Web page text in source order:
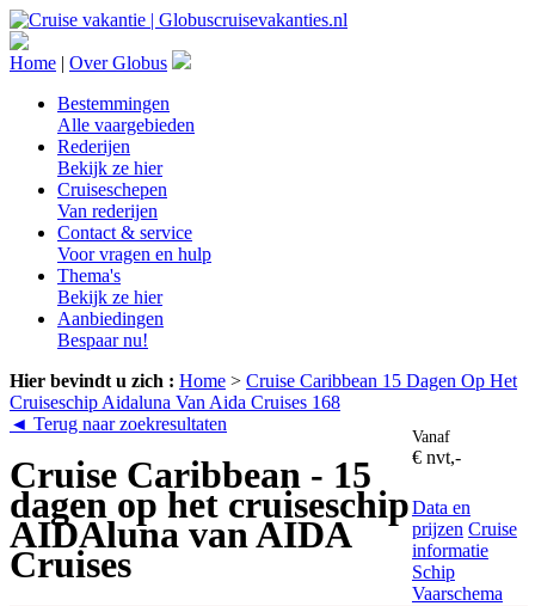
Home | Over Globus
Bestemmingen
Alle vaargebieden
Rederijen
Bekijk ze hier
Cruiseschepen
Van rederijen
Contact & service
Voor vragen en hulp
Thema's
Bekijk ze hier
Aanbiedingen
Bespaar nu!
Hier bevindt u zich : Home > Cruise Caribbean 15 Dagen Op Het
Cruiseschip Aidaluna Van Aida Cruises 168
◄ Terug naar zoekresultaten
Cruise Caribbean - 15
dagen op het cruiseschip
AIDAluna van AIDA
Cruises
Vanaf
€ nvt,-
Data en
prijzen Cruise
informatie
Schip
Vaarschema